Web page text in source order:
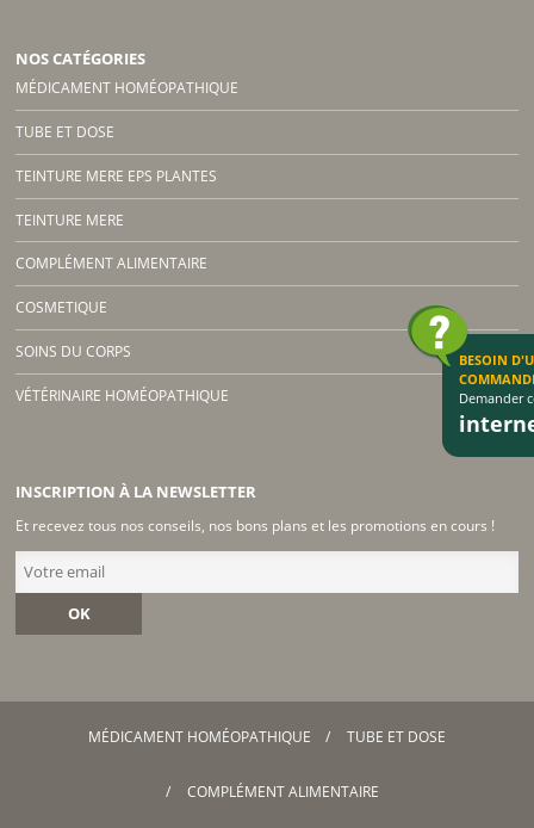
NOS CATÉGORIES
MÉDICAMENT HOMÉOPATHIQUE
TUBE ET DOSE
TEINTURE MERE EPS PLANTES
TEINTURE MERE
COMPLÉMENT ALIMENTAIRE
COSMETIQUE
SOINS DU CORPS
VÉTÉRINAIRE HOMÉOPATHIQUE
INSCRIPTION À LA NEWSLETTER
Et recevez tous nos conseils, nos bons plans et les promotions en cours !
OK
MÉDICAMENT HOMÉOPATHIQUE TUBE ET DOSE
COMPLÉMENT ALIMENTAIRE
BESOIN
Demander